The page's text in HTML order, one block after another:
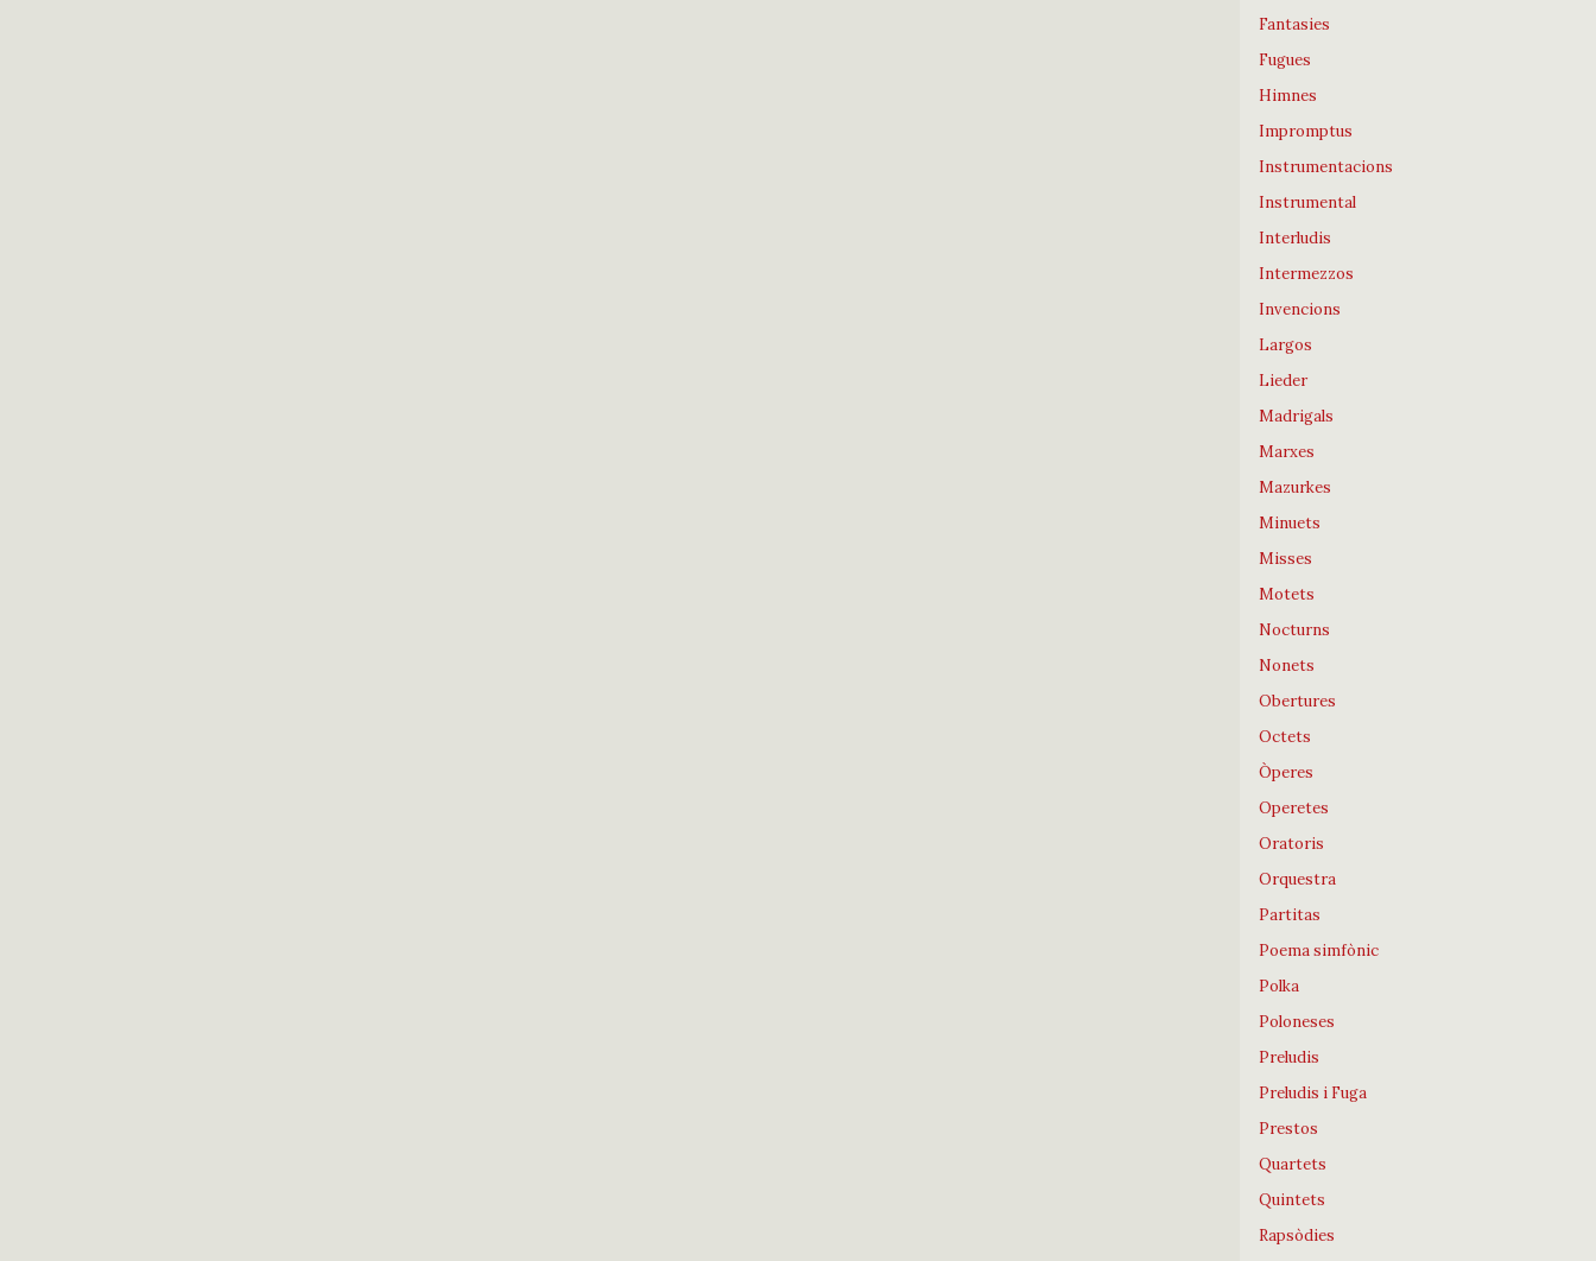
Fantasies
Fugues
Himnes
Impromptus
Instrumentacions
Instrumental
Interludis
Intermezzos
Invencions
Largos
Lieder
Madrigals
Marxes
Mazurkes
Minuets
Misses
Motets
Nocturns
Nonets
Obertures
Octets
Òperes
Operetes
Oratoris
Orquestra
Partitas
Poema simfònic
Polka
Poloneses
Preludis
Preludis i Fuga
Prestos
Quartets
Quintets
Rapsòdies